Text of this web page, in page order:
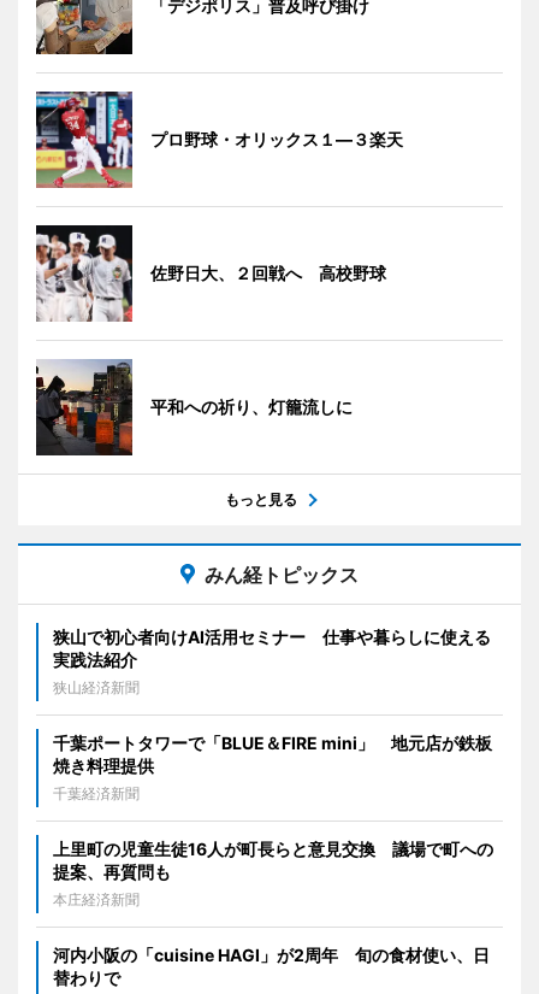
「デジポリス」普及呼び掛け
プロ野球・オリックス１―３楽天
佐野日大、２回戦へ 高校野球
平和への祈り、灯籠流しに
もっと見る
みん経トピックス
狭山で初心者向けAI活用セミナー 仕事や暮らしに使える
実践法紹介
狭山経済新聞
千葉ポートタワーで「BLUE＆FIRE mini」 地元店が鉄板
焼き料理提供
千葉経済新聞
上里町の児童生徒16人が町長らと意見交換 議場で町への
提案、再質問も
本庄経済新聞
河内小阪の「cuisine HAGI」が2周年 旬の食材使い、日
替わりで